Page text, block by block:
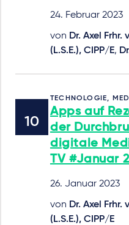
24. Februar 2023
von Dr. Axel Frhr.
(L.S.E.), CIPP/E,
TECHNOLOGIE,
Apps auf
der
digitale
TV #Januar
26. Januar 2023
von Dr. Axel Frhr.
(L.S.E.), CIPP/E